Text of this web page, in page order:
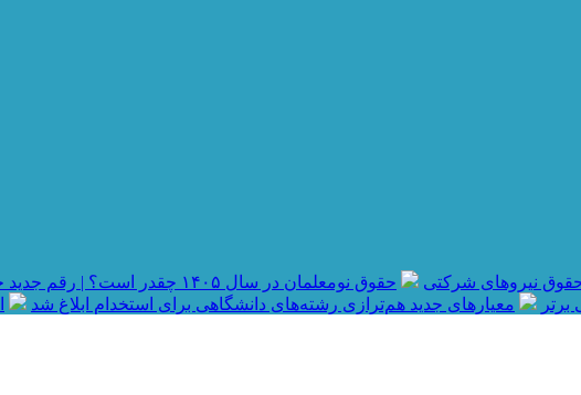
نیروهای شرکتی حقوق نومعلمان در سال ۱۴۰۵ چقدر است؟ | رقم جدید حقوق معلمان تازه استخدام شده و جزئیات رتبه بندی
معیار‌های جدید هم‌ترازی رشته‌های دانشگاهی برای استخدام ابلاغ شد